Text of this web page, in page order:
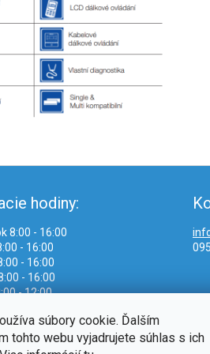
súbory cookie. Ďalším
tohto webu vyjadrujete súhlas s ich
hodiny:
8:00 - 16:00
- 16:00
- 16:00
- 16:00
- 12:00